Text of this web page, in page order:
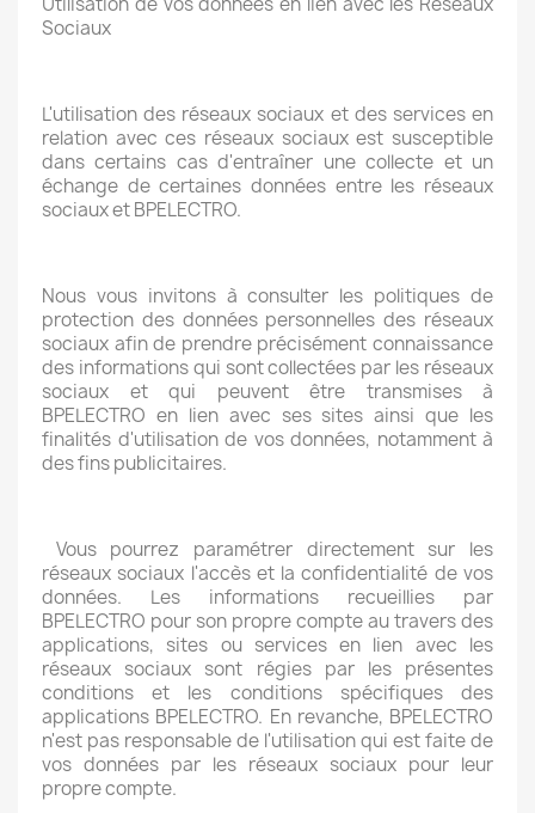
Sociaux
L'utilisation des réseaux sociaux et des services en
relation avec ces réseaux sociaux est susceptible
dans certains cas d'entraîner une collecte et un
échange de certaines données entre les réseaux
sociaux et BPELECTRO.
Nous vous invitons à consulter les politiques de
protection des données personnelles des réseaux
sociaux afin de prendre précisément connaissance
des informations qui sont collectées par les réseaux
sociaux et qui peuvent être transmises à
BPELECTRO en lien avec ses sites ainsi que les
finalités d'utilisation de vos données, notamment à
des fins publicitaires.
Vous pourrez paramétrer directement sur les
réseaux sociaux l'accès et la confidentialité de vos
données. Les informations recueillies par
BPELECTRO pour son propre compte au travers des
applications, sites ou services en lien avec les
réseaux sociaux sont régies par les présentes
conditions et les conditions spécifiques des
applications BPELECTRO. En revanche, BPELECTRO
n'est pas responsable de l'utilisation qui est faite de
vos données par les réseaux sociaux pour leur
propre compte.